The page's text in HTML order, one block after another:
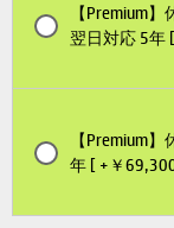
【Premium
翌日対応 5年
【Premium
年 [ +￥